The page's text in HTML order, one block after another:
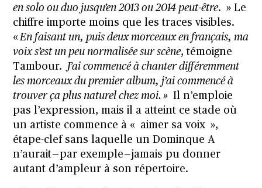
en solo ou duo jusqu’en 2013 ou 2014 peut-être. » Le
chiffre importe moins que les traces visibles.
«En faisant un, puis deux morceaux en français, ma
voix s’est un peu normalisée sur scène, témoigne
Tambour. J’ai commencé à chanter différemment
les morceaux du premier album, j’ai commencé à
trouver ça plus naturel chez moi. » Il n’emploie
pas l’expression, mais il a atteint ce stade où
un artiste commence à « aimer sa voix »,
étape-clef sans laquelle un Dominque A
n’aurait — par exemple — jamais pu donner
autant d’ampleur à son répertoire.